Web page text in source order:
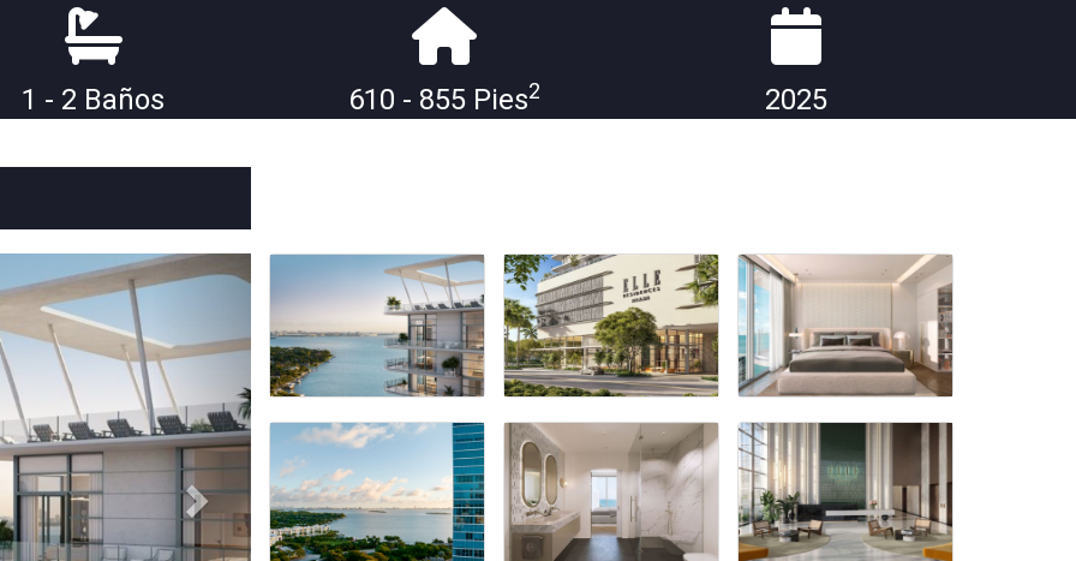
1 - 2 Baños 610 - 855 Pies2 2025